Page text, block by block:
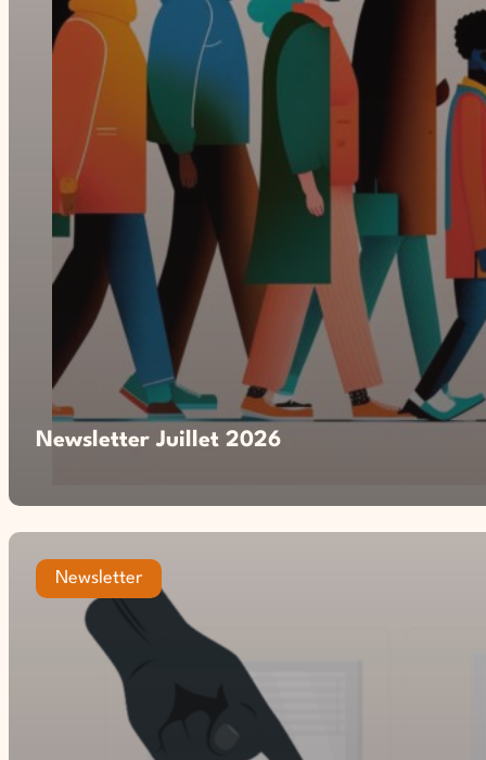
Newsletter Juillet 2026
Newsletter